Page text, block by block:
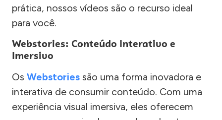
prática, nossos vídeos são o recurso ideal
para você.
Webstories: Conteúdo Interativo e
Imersivo
Os Webstories são uma forma inovadora e
interativa de consumir conteúdo. Com uma
experiência visual imersiva, eles oferecem